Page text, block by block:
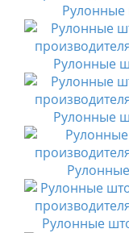
Рулонные
Рулонные
Рулонные